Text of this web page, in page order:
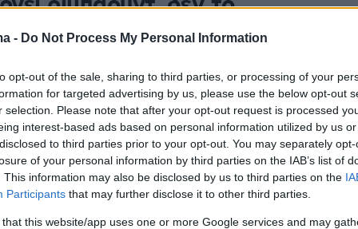
- Do Not Process My Personal Information
opt-out of the sale, sharing to third parties, or processing of your
for targeted advertising by us, please use the below opt-out
selection. Please note that after your opt-out request is processed
interest-based ads based on personal information utilized by us
to third parties prior to your opt-out. You may separately
of your personal information by third parties on the IAB’s list of
This information may also be disclosed by us to third parties on the
Participants that may further disclose it to other third parties.
that this website/app uses one or more Google services and may
- Βίντεο
για το ξεκίνημά του με τη φανέλα της Εφές
«Στην Ελλάδα θα
μόνο για τον
- Βίντεο
4